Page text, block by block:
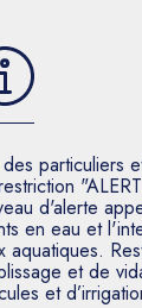
particuliers
d'alerte
en eau et
aquatiques.
et de
et